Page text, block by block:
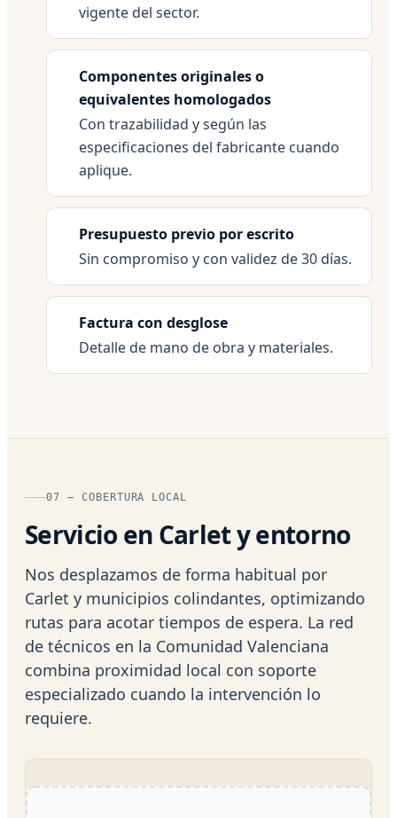
vigente del sector.
Componentes originales o
equivalentes homologados
Con trazabilidad y según las
especificaciones del fabricante cuando
aplique.
Presupuesto previo por escrito
Sin compromiso y con validez de 30 días.
Factura con desglose
Detalle de mano de obra y materiales.
07 — COBERTURA LOCAL
Servicio en Carlet y entorno
Nos desplazamos de forma habitual por
Carlet y municipios colindantes, optimizando
rutas para acotar tiempos de espera. La red
de técnicos en la Comunidad Valenciana
combina proximidad local con soporte
especializado cuando la intervención lo
requiere.